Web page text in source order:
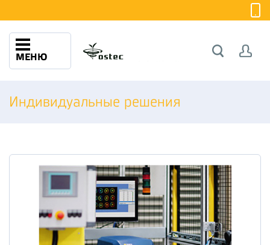
МЕНЮ
Индивидуальные решения